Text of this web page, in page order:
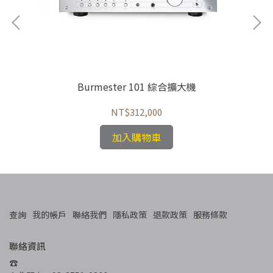
Burmester 101 綜合擴大機
NT$312,000
加入購物車
查詢 我的帳戶 聯絡我們 隱私政策 退款政策 服務條款
聯絡資訊
☎︎